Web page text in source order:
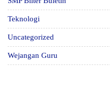
Teknologi
Uncategorized
Wejangan Guru